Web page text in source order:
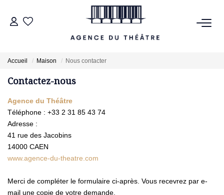
ESTIMATION
Accueil Maison Nous contacter
Contactez-nous
Agence du Théâtre
Téléphone : +33 2 31 85 43 74
Adresse :
41 rue des Jacobins
14000 CAEN
www.agence-du-theatre.com
Merci de compléter le formulaire ci-après. Vous recevrez par e-
mail une copie de votre demande.